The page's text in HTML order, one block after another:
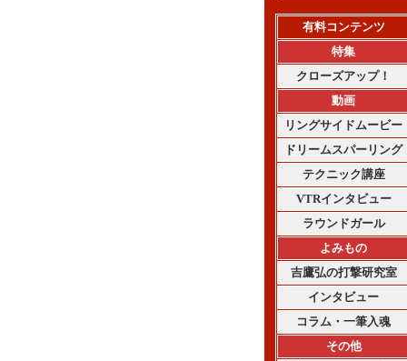
有料コンテンツ
特集
クローズアップ！
動画
リングサイドムービー
ドリームスパーリング
テクニック講座
VTRインタビュー
ラウンドガール
よみもの
吉鷹弘の打撃研究室
インタビュー
コラム・一筆入魂
その他